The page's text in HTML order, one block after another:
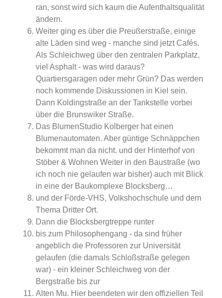
ran, sonst wird sich kaum die Aufenthaltsqualität
ändern.
Weiter ging es über die Preußerstraße, einige
alte Läden sind weg - manche sind jetzt Cafés.
Als Schleichweg über den zentralen Parkplatz,
viel Asphalt - was wird daraus?
Quartiersgaragen oder mehr Grün? Das werden
noch kommende Diskussionen in Kiel sein.
Dann Koldingstraße an der Tankstelle vorbei
über die Brunswiker Straße.
Das BlumenStudio Kolberger hat einen
Blumenautomaten. Aber güntige Schnäppchen
bekommt man da nicht. und der Hinterhof von
Stöber & Wohnen Weiter in den Baustraße (wo
ich noch nie gelaufen war bisher) auch mit Blick
in eine der Baukomplexe Blocksberg…
und der Förde-VHS, Volkshochschule und dem
Thema Dritter Ort.
Dann die Blocksbergtreppe runter
bis zum Philosophengang - da sind früher
angeblich die Professoren zur Universität
gelaufen (die damals Schloßstraße gelegen
war) - ein kleiner Schleichweg von der
Bergstraße bis zur
Alten Mu. Hier beendeten wir den offiziellen Teil